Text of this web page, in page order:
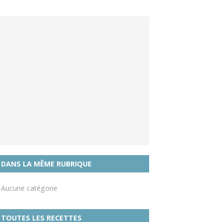
DANS LA MÊME RUBRIQUE
Aucune catégorie
TOUTES LES RECETTES